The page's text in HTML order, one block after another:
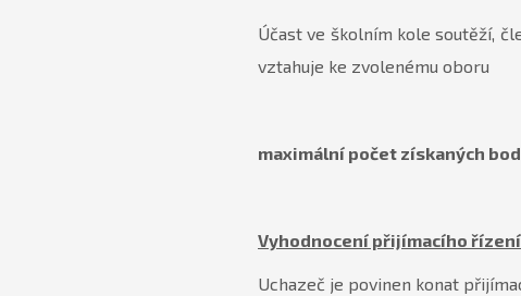
Účast ve školním kole soutěží,
vztahuje ke zvolenému
maximální počet získaných
Vyhodnocení přijímacího řízení
Uchazeč je povinen konat